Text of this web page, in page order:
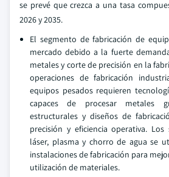
se prevé que crezca a una tasa
2026 y 2035.
El segmento de fabricación de
mercado debido a la fuerte
metales y corte de precisión en la
operaciones de fabricación
equipos pesados requieren
capaces de procesar metales
estructurales y diseños de
precisión y eficiencia operativa.
láser, plasma y chorro de agua se
instalaciones de fabricación para
utilización de materiales.